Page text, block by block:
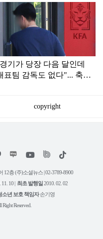
기가 당장 다음 달인데
표팀 감독도 없다"... 축구
copyright
위
트
리
유
튜
틱
12층 (주)소셜뉴스 | 02-3789-8900
11. 10 | 최초 발행일2010. 02. 02
소년 보호 책임자손기영
Reserved.